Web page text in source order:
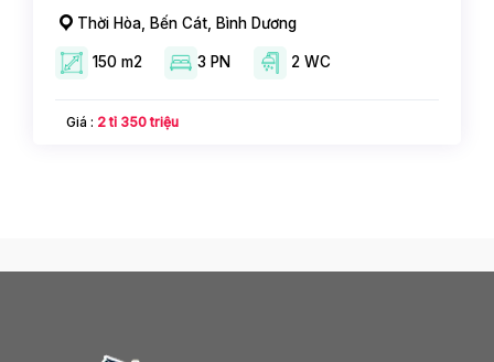
Thời Hòa, Bến Cát, Bình Dương
150 m2 3 PN 2 WC
Giá : 2 tỉ 350 triệu